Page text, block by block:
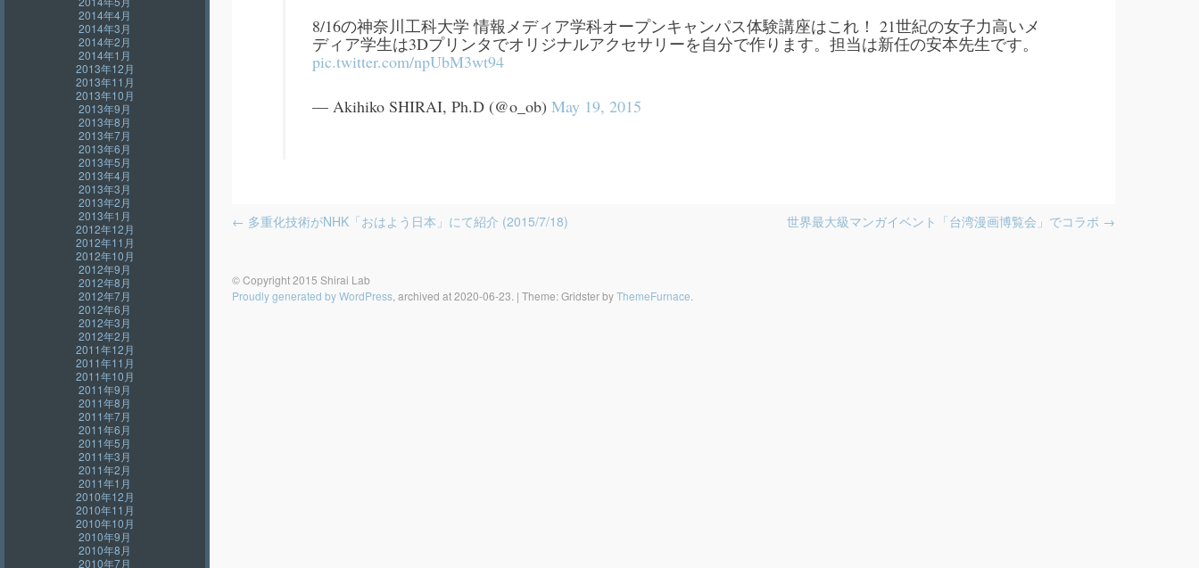
2014年4月
2014年3月
2014年2月
2014年1月
2013年12月
2013年11月
2013年10月
2013年9月
2013年8月
2013年7月
2013年6月
2013年5月
2013年4月
2013年3月
2013年2月
2013年1月
2012年12月
2012年11月
2012年10月
2012年9月
2012年8月
2012年7月
2012年6月
2012年3月
2012年2月
2011年12月
2011年11月
2011年10月
2011年9月
2011年8月
2011年7月
2011年6月
2011年5月
2011年3月
2011年2月
2011年1月
2010年12月
2010年11月
2010年10月
2010年9月
2010年8月
2010年7月
8/16の神奈川工科大学 情報メディア学科オープンキャンパス体験講座はこれ！ 21世紀の女子力高いメ
ディア学生は3Dプリンタでオリジナルアクセサリーを自分で作ります。担当は新任の安本先生です。
pic.twitter.com/npUbM3wt94
— Akihiko SHIRAI, Ph.D (@o_ob) May 19, 2015
投稿ナビゲーション
← 多重化技術がNHK「おはよう日本」にて紹介 (2015/7/18) 世界最大級マンガイベント「台湾漫画博覧会」でコラボ →
© Copyright 2015 Shirai Lab
Proudly generated by WordPress , archived at 2020-06-23. | Theme: Gridster byThemeFurnace